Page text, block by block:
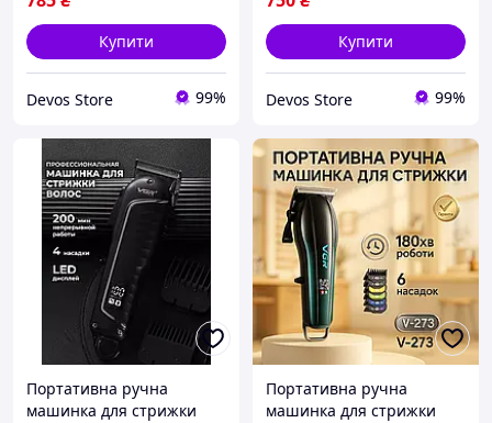
Купити
Devos Store 99%
Купити
Devos Store 99%
Портативна ручна
машинка для стрижки
Портативна ручна
машинка для стрижки